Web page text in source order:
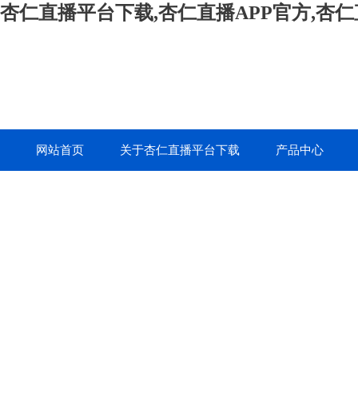
杏仁直播平台下载,杏仁直播APP官方,杏
网站首页 关于杏仁直播平台下载 产品中心